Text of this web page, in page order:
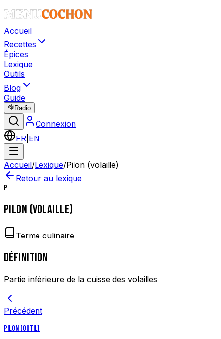
Accueil
Recettes
Épices
Lexique
Outils
Blog
Guide
Radio
Connexion
FR EN
Accueil/Lexique/Pilon (volaille)
Retour au lexique
P
PILON (VOLAILLE)
Terme culinaire
DÉFINITION
Partie inférieure de la cuisse des volailles
Précédent
Pilon (outil)